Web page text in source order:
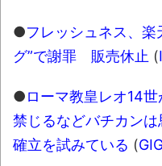
●フレッシュネス、楽
グ”で謝罪 販売休止 (
●ローマ教皇レオ14
禁じるなどバチカン
確立を試みている (